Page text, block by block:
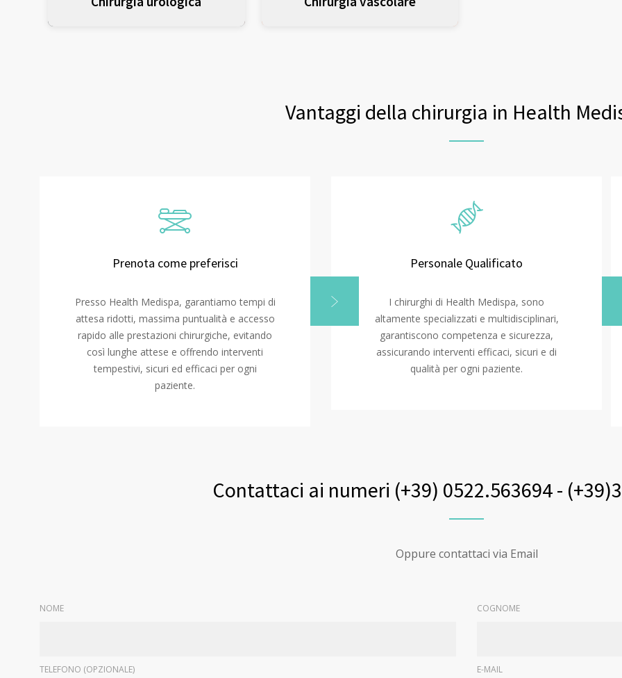
Vantaggi della chirurgia in Health
Prenota come preferisci
Presso Health Medispa, garantiamo tempi di
attesa ridotti, massima puntualità e accesso
rapido alle prestazioni chirurgiche, evitando
così lunghe attese e offrendo interventi
tempestivi, sicuri ed efficaci per ogni
paziente.
Personale Qualificato
I chirurghi di Health Medispa, sono
altamente specializzati e multidisciplinari,
garantiscono competenza e sicurezza,
assicurando interventi efficaci, sicuri e di
qualità per ogni paziente.
Contattaci ai numeri (+39) 0522.563694 -
Oppure contattaci via Email
NOME
TELEFONO (OPZIONALE)
COGNOME
E-MAIL